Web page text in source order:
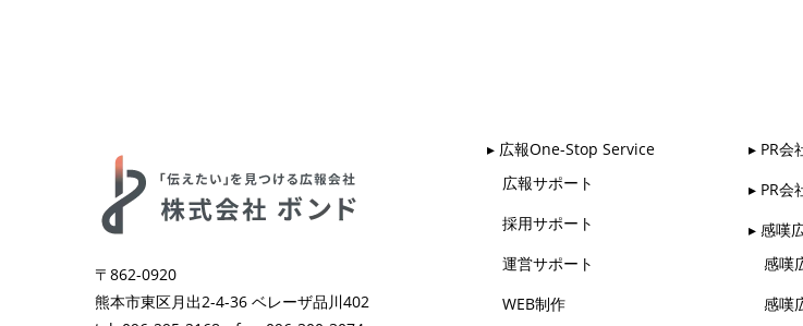
〒862-0920
熊本市東区月出2-4-36 ベレーザ品川402
▸ 広報One-Stop Service
広報サポート
採用サポート
運営サポート
WEB制作
▸ PR
▸ PR
▸ 感嘆
感嘆
感嘆